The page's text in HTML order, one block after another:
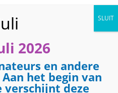
2026
en andere
het begin van
verschijnt deze